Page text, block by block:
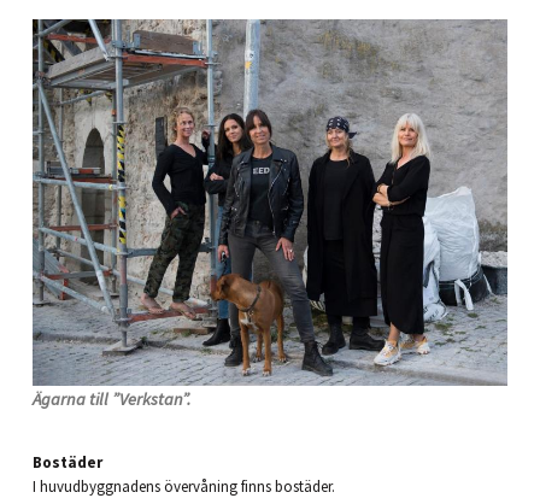
Ägarna till ”Verkstan”.
Bostäder
I huvudbyggnadens övervåning finns bostäder.